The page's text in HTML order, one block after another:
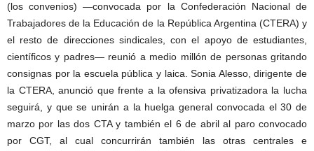
(los convenios) —convocada por la Confederación Nacional de
Trabajadores de la Educación de la República Argentina (CTERA) y
el resto de direcciones sindicales, con el apoyo de estudiantes,
científicos y padres— reunió a medio millón de personas gritando
consignas por la escuela pública y laica. Sonia Alesso, dirigente de
la CTERA, anunció que frente a la ofensiva privatizadora la lucha
seguirá, y que se unirán a la huelga general convocada el 30 de
marzo por las dos CTA y también el 6 de abril al paro convocado
por CGT, al cual concurrirán también las otras centrales e